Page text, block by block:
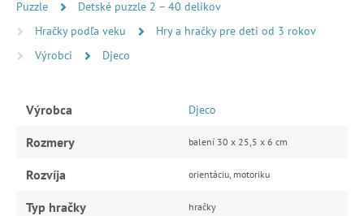
Puzzle
Detské puzzle 2 – 40 delikov
Hračky podľa veku
Hry a hračky pre deti od 3 rokov
Výrobci
Djeco
Výrobca Djeco
Rozmery balení 30 x 25,5 x 6 cm
Rozvíja orientáciu, motoriku
Typ hračky hračky